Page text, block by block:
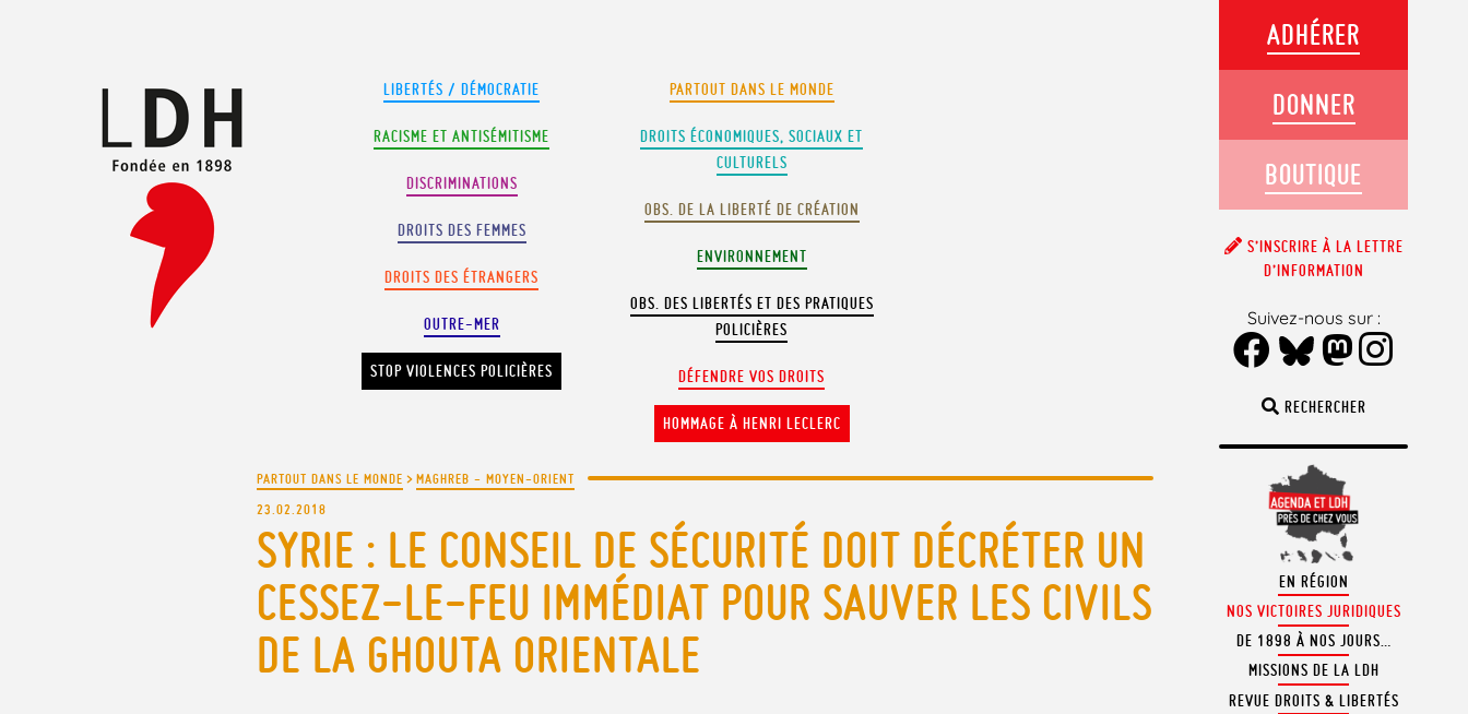
LIBERTÉS / DÉMOCRATIE
RACISME ET ANTISÉMITISME
DISCRIMINATIONS
DROITS DES FEMMES
DROITS DES ÉTRANGERS
OUTRE-MER
STOP VIOLENCES POLICIÈRES
PARTOUT DANS LE MONDE
DROITS ÉCONOMIQUES, SOCIAUX ET
CULTURELS
OBS. DE LA LIBERTÉ DE CRÉATION
ENVIRONNEMENT
OBS. DES LIBERTÉS ET DES PRATIQUES
POLICIÈRES
DÉFENDRE VOS DROITS
HOMMAGE À HENRI LECLERC
PARTOUT DANS LE MONDE >MAGHREB - MOYEN-ORIENT
23.02.2018
SYRIE : LE CONSEIL DE SÉCURITÉ DOIT DÉCRÉTER UN
CESSEZ-LE-FEU IMMÉDIAT POUR SAUVER LES CIVILS
DE LA GHOUTA ORIENTALE
RECHERCHER
EN RÉGION
NOS VICTOIRES JURIDIQUES
DE 1898 À NOS JOURS…
MISSIONS DE LA LDH
REVUE DROITS & LIBERTÉS
ADHÉRER
DONNER
BOUTIQUE
S’INSCRIRE À LA LETTRE
D’INFORMATION
Suivez-nous sur :